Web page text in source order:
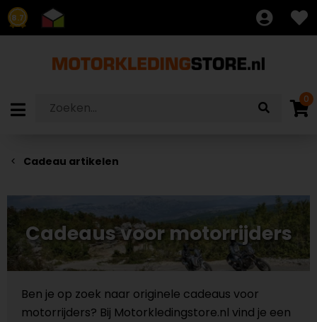
8.7
0
Cadeau artikelen
Cadeaus voor motorrijders
Ben je op zoek naar originele cadeaus voor
motorrijders? Bij Motorkledingstore.nl vind je een